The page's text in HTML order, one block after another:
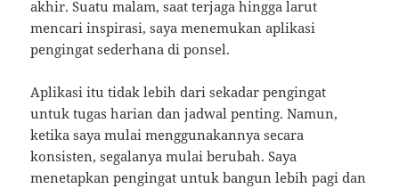
akhir. Suatu malam, saat terjaga hingga larut
mencari inspirasi, saya menemukan aplikasi
pengingat sederhana di ponsel.
Aplikasi itu tidak lebih dari sekadar pengingat
untuk tugas harian dan jadwal penting. Namun,
ketika saya mulai menggunakannya secara
konsisten, segalanya mulai berubah. Saya
menetapkan pengingat untuk bangun lebih pagi dan